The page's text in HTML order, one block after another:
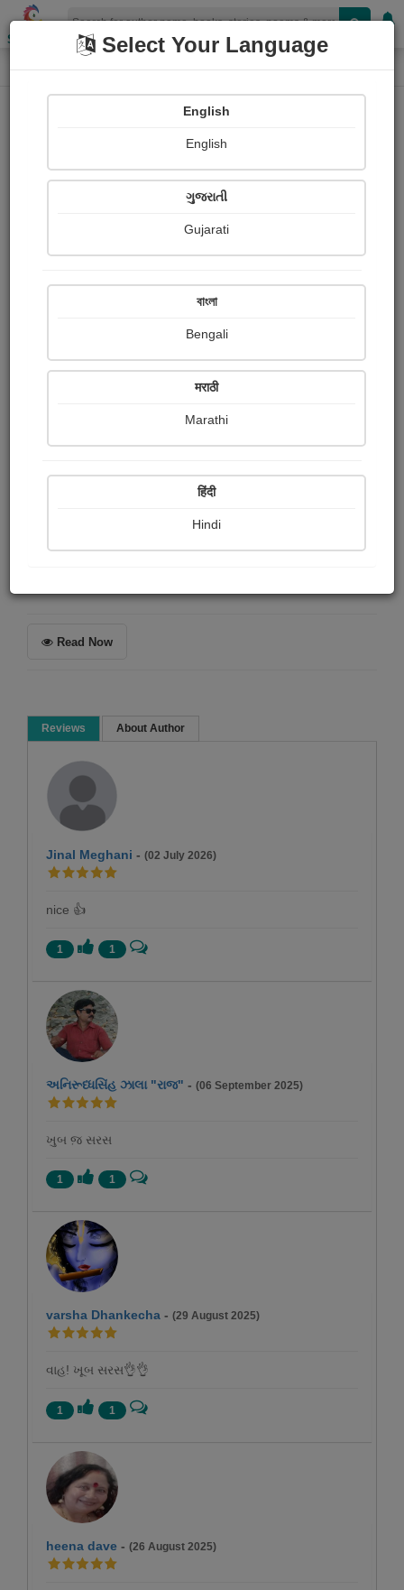
Shopizen
Home Book Details
ગ્રેજ્યુએટ
Summary
જિંદગી અને વાદળો કયારે વરસી જાય એ ખબર નથી પડતી. બસ,
Read Now
Reviews About Author
Jinal Meghani - (02 July 2026)
nice 👍
1 1
અનિરૂધ્ધસિંહ ઝાલા "રાજ" - (06 September 2025)
ખુબ જ઼ સરસ
1 1
varsha Dhankecha - (29 August 2025)
વાહ! ખૂબ સરસ👌👌
1 1
heena dave - (26 August 2025)
Select Your Language
English
English
ગુજરાતી
Gujarati
বাংলা
Bengali
मराठी
Marathi
हिंदी
Hindi